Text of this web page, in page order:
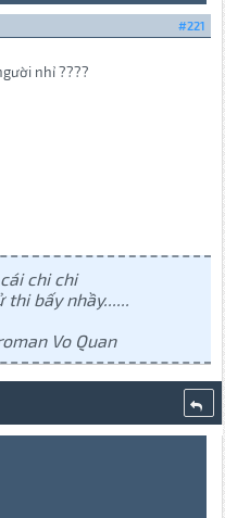
#221
nhỉ ????
chi chi
thi bấy nhầy......
Quan